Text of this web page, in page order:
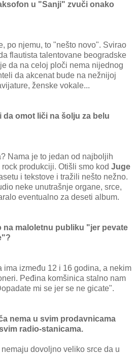
u "Sanji" zvuči onako
po njemu, to "nešto novo". Svirao
flautista talentovane beogradske
da na celoj ploči nema nijednog
da akcenat bude na nežnijoj
ženske vokale...
da omot liči na šolju za belu
Nama je to jedan od najboljih
produkciji. Otišli smo kod Juge
i tekstove i tražili nešto nežno.
neke unutrašnje organe, srce,
eventualno za deseti album.
na maloletnu publiku "jer pevate
ima između 12 i 16 godina, a nekim
Peđina komšinica stalno nam
mi se jer se ne gicate".
nema u svim prodavnicama
radio-stanicama.
dovoljno veliko srce da u